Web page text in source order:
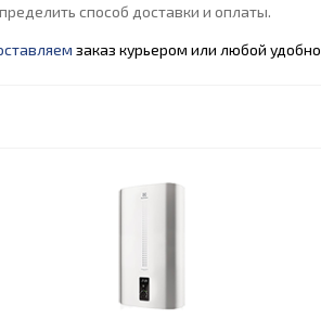
способ доставки и оплаты.
заказ курьером или любой